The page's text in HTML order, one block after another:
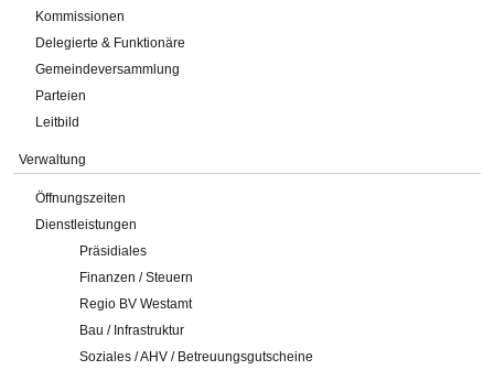
Kommissionen
Delegierte & Funktionäre
Gemeindeversammlung
Parteien
Leitbild
Verwaltung
Öffnungszeiten
Dienstleistungen
Präsidiales
Finanzen / Steuern
Regio BV Westamt
Bau / Infrastruktur
Soziales / AHV / Betreuungsgutscheine